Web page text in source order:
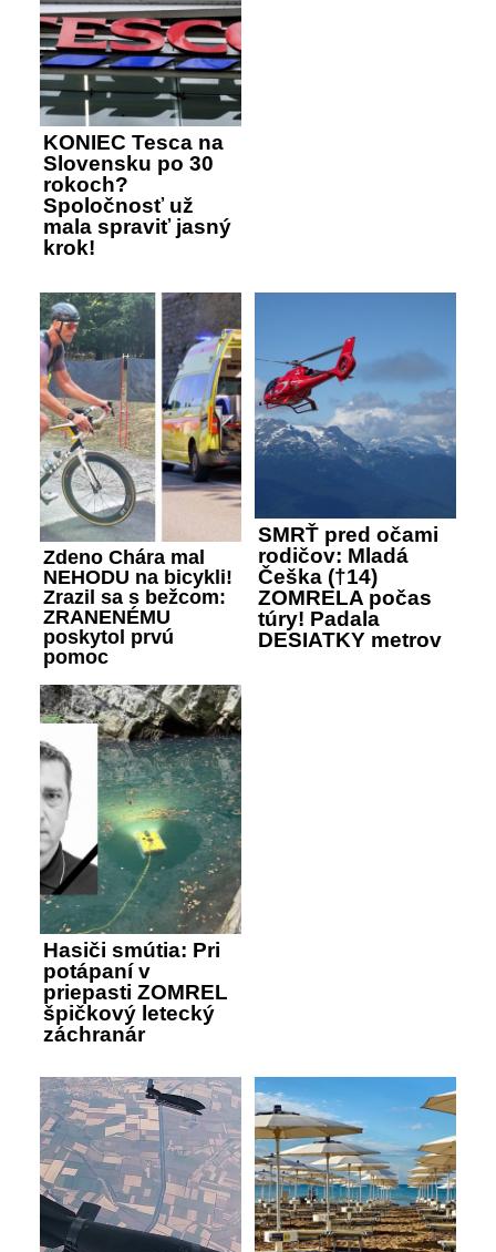
KONIEC Tesca na
Slovensku po 30
rokoch?
Spoločnosť už
mala spraviť jasný
krok!
Zdeno Chára mal
NEHODU na bicykli!
Zrazil sa s bežcom:
ZRANENÉMU
poskytol prvú
pomoc
SMRŤ pred očami
rodičov: Mladá
Češka (†14)
ZOMRELA počas
túry! Padala
DESIATKY metrov
Hasiči smútia: Pri
potápaní v
priepasti ZOMREL
špičkový letecký
záchranár